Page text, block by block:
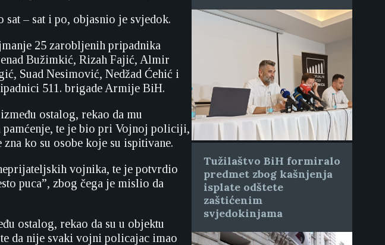
– sat i po, objasnio je svjedok.
25 zarobljenih pripadnika
Bužimkić, Rizah Fajić, Almir
Suad Nesimović, Nedžad Ćehić i
511. brigade Armije BiH.
ostalog, rekao da mu
te je bio pri Vojnoj policiji,
ko su osobe koje su ispitivane.
vojnika, te je potvrdio
puca”, zbog čega je mislio da
ostalog, rekao da su u objektu
da nije svaki vojni policajac imao
Tužilaštvo BiH formiralo
predmet zbog kašnjenja
isplate odštete
zaštićenim
svjedokinjama